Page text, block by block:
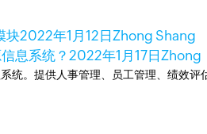
块2022年1月12日Zhong Shang
息系统？2022年1月17日Zhong
统。提供人事管理、员工管理、绩效